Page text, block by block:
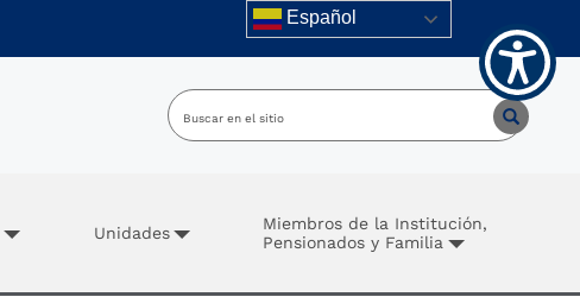
Español
Unidades
Miembros de la Institución,
Pensionados y Familia